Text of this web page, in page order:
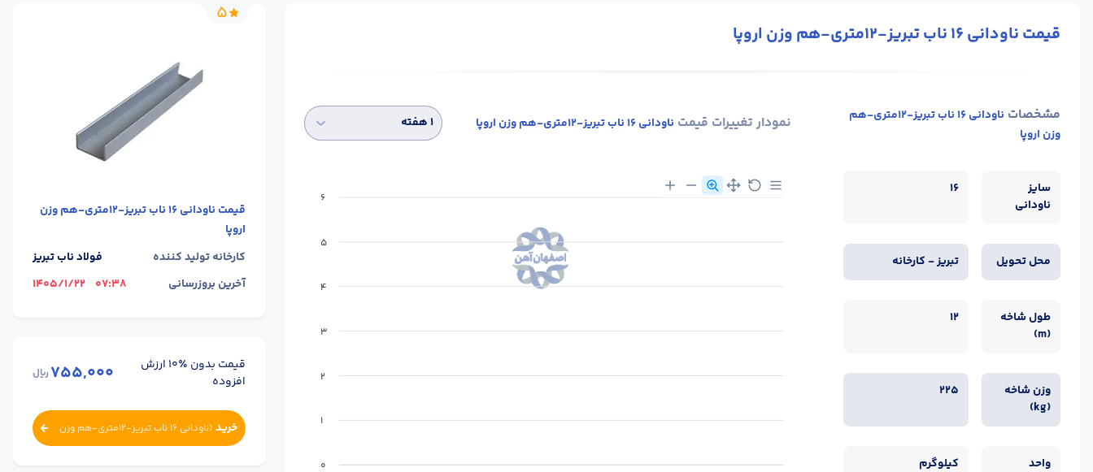
قیمت ناودانی 16 ناب تبریز-12متری-هم وزن اروپا
مشخصات
ناودانی 16 ناب تبریز-12متری-هم
وزن اروپا
سایز
ناودانی
16
محل تحویل تبریز - کارخانه
طول شاخه
(m)
12
وزن شاخه
(kg)
225
واحد کیلوگرم
نمودار تغییرات قیمت ناودانی 16 ناب تبریز-12متری-هم وزن اروپا ۱ هفته
6
5
4
3
2
1
0
5
قیمت
ناودانی 16 ناب تبریز-12متری-هم وزن
اروپا
کارخانه تولید کننده
فولاد ناب تبریز
آخرین بروزرسانی
07:38
1405/1/22
قیمت بدون ٪۱۰ ارزش
افزوده
755,000ریال
خرید (
ناودانی 16 ناب تبریز-12متری-هم وزن
اروپا)